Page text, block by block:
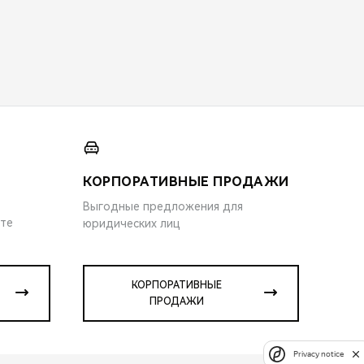
КОРПОРАТИВНЫЕ ПРОДАЖИ
Выгодные предложения для
юридических лиц
КОРПОРАТИВНЫЕ
ПРОДАЖИ
Privacy notice